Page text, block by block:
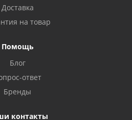
Доставка
на товар
Помощь
Блог
ответ
Бренды
контакты